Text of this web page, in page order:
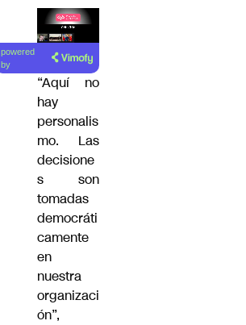
Lea el
artículo
powered
by
“Aquí no
hay
personalis
mo. Las
decisione
s son
tomadas
democráti
camente
en
nuestra
organizaci
ón”,